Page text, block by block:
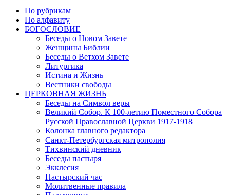
По рубрикам
По алфавиту
БОГОСЛОВИЕ
Беседы о Новом Завете
Женщины Библии
Беседы о Ветхом Завете
Литургика
Истина и Жизнь
Вестники свободы
ЦЕРКОВНАЯ ЖИЗНЬ
Беседы на Символ веры
Великий Собор. К 100-летию Поместного Собора
Русской Православной Церкви 1917-1918
Колонка главного редактора
Санкт-Петербургская митрополия
Тихвинский дневник
Беседы пастыря
Экклесия
Пастырский час
Молитвенные правила